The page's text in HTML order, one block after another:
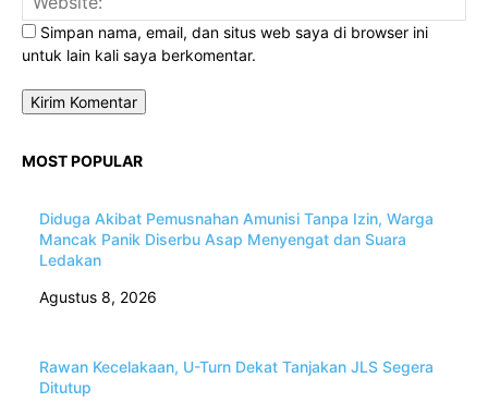
Simpan nama, email, dan situs web saya di browser ini
untuk lain kali saya berkomentar.
MOST POPULAR
Diduga Akibat Pemusnahan Amunisi Tanpa Izin, Warga
Mancak Panik Diserbu Asap Menyengat dan Suara
Ledakan
Agustus 8, 2026
Rawan Kecelakaan, U-Turn Dekat Tanjakan JLS Segera
Ditutup